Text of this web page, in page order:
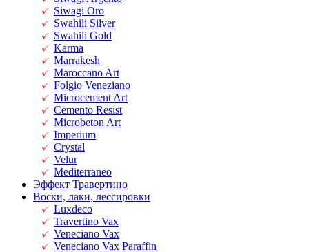
Siwagi Oro
Swahili Silver
Swahili Gold
Karma
Marrakesh
Maroccano Art
Folgio Veneziano
Microcement Art
Cemento Resist
Microbeton Art
Imperium
Crystal
Velur
Mediterraneo
Эффект Травертино
Воски, лаки, лессировки
Luxdeco
Travertino Vax
Veneciano Vax
Veneciano Vax Paraffin